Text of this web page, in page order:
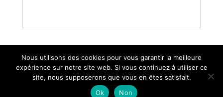
C.G.V. MENTIONS LÉGALES
LIVRAISON
CONTACT
Nous utilisons des cookies pour vous garantir la meilleure
expérience sur notre site web. Si vous continuez à utiliser ce
site, nous supposerons que vous en êtes satisfait.
Ok
Non